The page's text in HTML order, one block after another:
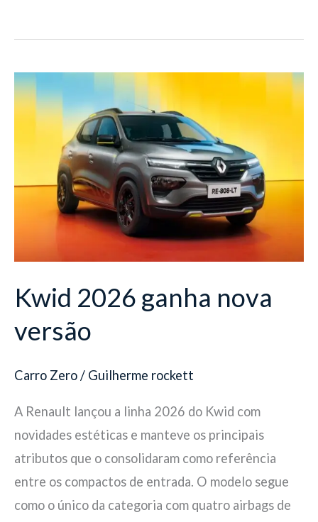
Kwid 2026 ganha nova
versão
Carro Zero/ Guilherme rockett
A Renault lançou a linha 2026 do Kwid com
novidades estéticas e manteve os principais
atributos que o consolidaram como referência
entre os compactos de entrada. O modelo segue
como o único da categoria com quatro airbags de
Kwid
2026